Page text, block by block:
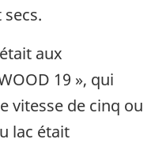
aux
19 », qui
vitesse de cinq ou
lac était